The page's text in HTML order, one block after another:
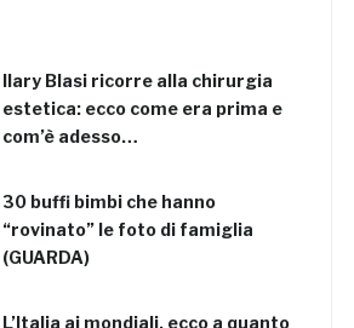
Ilary Blasi ricorre alla chirurgia
estetica: ecco come era prima e
com’è adesso…
30 buffi bimbi che hanno
“rovinato” le foto di famiglia
(GUARDA)
L’Italia ai mondiali, ecco a quanto